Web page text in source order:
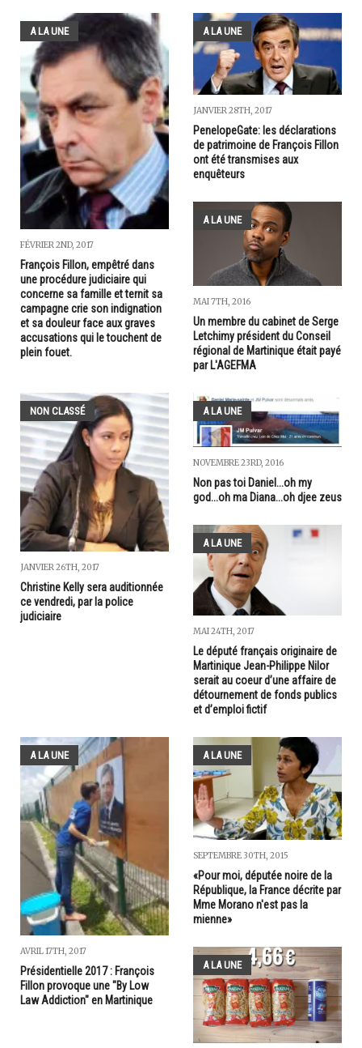
A LA UNE
FÉVRIER 2ND, 2017
François Fillon, empêtré dans
une procédure judiciaire qui
concerne sa famille et ternit sa
campagne crie son indignation
et sa douleur face aux graves
accusations qui le touchent de
plein fouet.
A LA UNE
JANVIER 28TH, 2017
PenelopeGate: les déclarations
de patrimoine de François Fillon
ont été transmises aux
enquêteurs
A LA UNE
MAI 7TH, 2016
Un membre du cabinet de Serge
Letchimy président du Conseil
régional de Martinique était payé
par L'AGEFMA
NON CLASSÉ
JANVIER 26TH, 2017
Christine Kelly sera auditionnée
ce vendredi, par la police
judiciaire
A LA UNE
NOVEMBRE 23RD, 2016
Non pas toi Daniel...oh my
god...oh ma Diana...oh djee zeus
A LA UNE
MAI 24TH, 2017
Le député français originaire de
Martinique Jean-Philippe Nilor
serait au coeur d’une affaire de
détournement de fonds publics
et d’emploi fictif
A LA UNE
AVRIL 17TH, 2017
Présidentielle 2017 : François
Fillon provoque une "By Low
Law Addiction" en Martinique
A LA UNE
SEPTEMBRE 30TH, 2015
«Pour moi, députée noire de la
République, la France décrite par
Mme Morano n'est pas la
mienne»
A LA UNE